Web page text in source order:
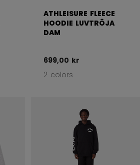
ATHLEISURE FLEECE
HOODIE LUVTRÖJA
DAM
699,00 kr
2 colors